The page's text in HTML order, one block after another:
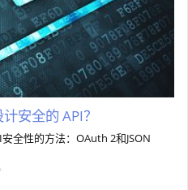
安全的 API？
全性的方法：OAuth 2和JSON